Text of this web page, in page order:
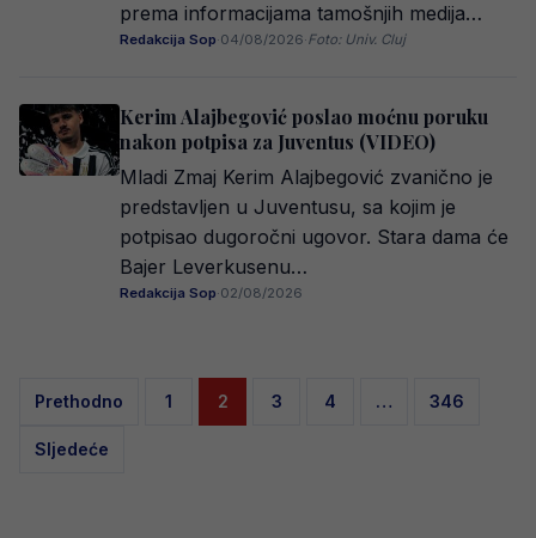
prema informacijama tamošnjih medija…
Redakcija Sop·04/08/2026·Foto: Univ. Cluj
Kerim Alajbegović poslao moćnu poruku
nakon potpisa za Juventus (VIDEO)
Mladi Zmaj Kerim Alajbegović zvanično je
predstavljen u Juventusu, sa kojim je
potpisao dugoročni ugovor. Stara dama će
Bajer Leverkusenu…
Redakcija Sop·02/08/2026
Posts
pagination
Prethodno 1 2 3 4 … 346
Sljedeće